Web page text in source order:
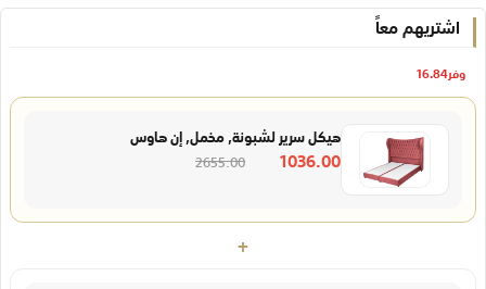
اشتريهم معاً
هيكل سرير لشبونة, مخمل, إن هاوس
1036.00
2655.00
+
وفر16.84